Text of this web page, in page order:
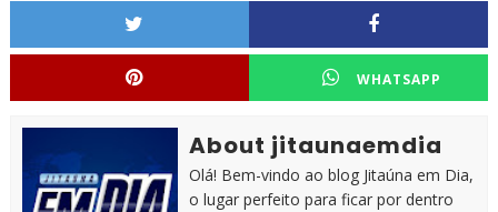
WHATSAPP
About jitaunaemdia
Olá! Bem-vindo ao blog Jitaúna em Dia,
o lugar perfeito para ficar por dentro